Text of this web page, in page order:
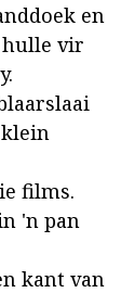
en
hulle vir
films.
'n pan
kant van